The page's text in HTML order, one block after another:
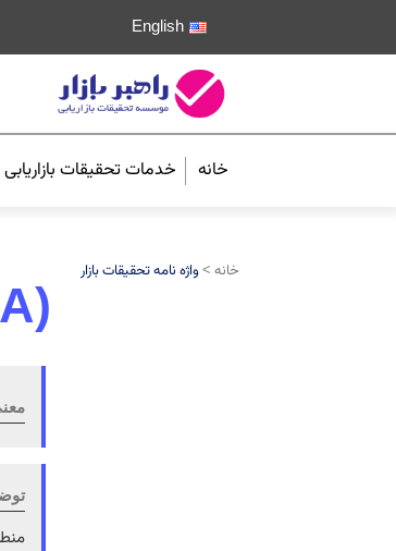
English
خانه خدمات تحقیقات بازاریابی
خانه > واژه نامه تحقیقات بازار